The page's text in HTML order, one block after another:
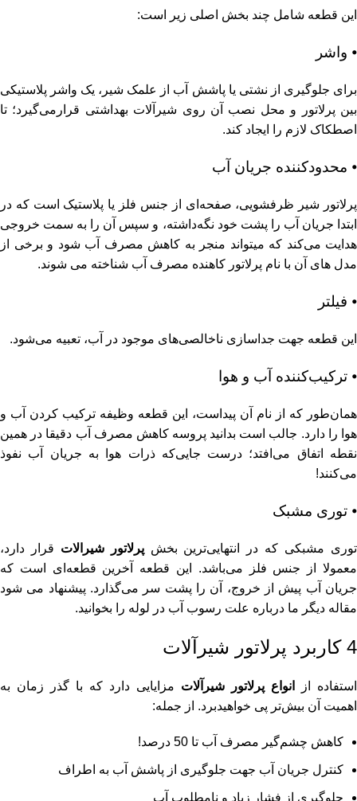
این قطعه شامل چند بخش اصلی زیر است:
⦁ واشر
برای جلوگیری از نشتی یا پاشش آب از علمک شیر، یک واشر پلاستیکی
بین پرلاتور و محل نصب آن روی شیرآلات بهداشتی قرارمی‌گیرد؛ تا
اصطکاک لازم را ایجاد کند.
⦁ محدودکننده جریان آب
پرلاتور شیر ظرفشویی، صفحه‌ای از جنس فلز یا پلاستیک است که در
ابتدا جریان آب را پشت خود نگه‌داشته، و سپس آن را به سمت خروجی
هدایت می‌کند که میتواند منجر به کاهش مصرف آب شود و برخی از
مدل های آن با نام پرلاتور کاهنده مصرف آب شناخته می شوند.
⦁ فیلتر
این قطعه جهت جداسازی ناخالصی‌های موجود در آب، تعبیه می‌شود.
⦁ ترکیب‌کننده آب و هوا
همان‌طور که از نام آن پیداست، این قطعه وظیفه ترکیب کردن آب و
هوا را دارد. جالب است بدانید پروسه کاهش مصرف آب دقیقا در همین
نقطه اتفاق می‌افتد؛ درست جایی‌که ذرات هوا به جریان آب نفوذ
می‌کنند!
⦁ توری مشبک
توری مشبکی که در انتهایی‌ترین بخش پرلاتور شیرالات قرار دارد،
معمولا از جنس فلز می‌باشد. این قطعه آخرین قطعه‌ای است که
جریان آب پیش از خروج، آن را پشت سر می‌گذارد. پیشنهاد می شود
مقاله دیگر ما درباره علت رسوب آب در لوله را بخوانید.
4 کاربرد پرلاتور شیرآلات
استفاده از انواع پرلاتور شیرآلات مزایایی دارد که با گذر زمان به
اهمیت آن بیش‌تر پی خواهیدبرد. از جمله:
کاهش چشم‌گیر مصرف آب تا 50 درصد!
کنترل جریان آب جهت جلوگیری از پاشش آب به اطراف
جلوگیری از فشار زیاد و نامطلوب آب